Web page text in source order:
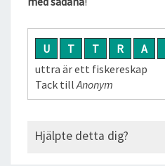
U T T R A
uttra är ett fiskereskap
Tack tillAnonym
Hjälpte detta dig?